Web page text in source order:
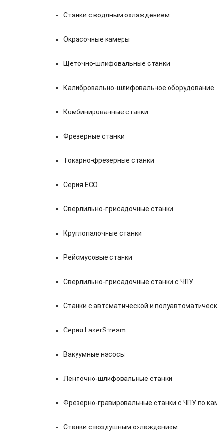
Станки с водяным охлаждением
Окрасочные камеры
Щеточно-шлифовальные станки
Калибровально-шлифовальное оборудование
Комбинированные станки
Фрезерные станки
Токарно-фрезерные станки
Серия ECO
Сверлильно-присадочные станки
Круглопалочные станки
Рейсмусовые станки
Сверлильно-присадочные станки с ЧПУ
Станки с автоматической и
Серия LaserStream
Вакуумные насосы
Ленточно-шлифовальные станки
Фрезерно-гравировальные станки с ЧПУ по
Станки с воздушным охлаждением